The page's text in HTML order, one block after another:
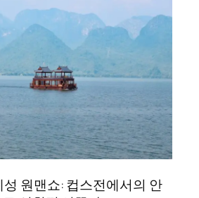
성 원맨쇼: 컵스전에서의 안